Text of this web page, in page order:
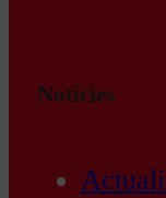
Notícies